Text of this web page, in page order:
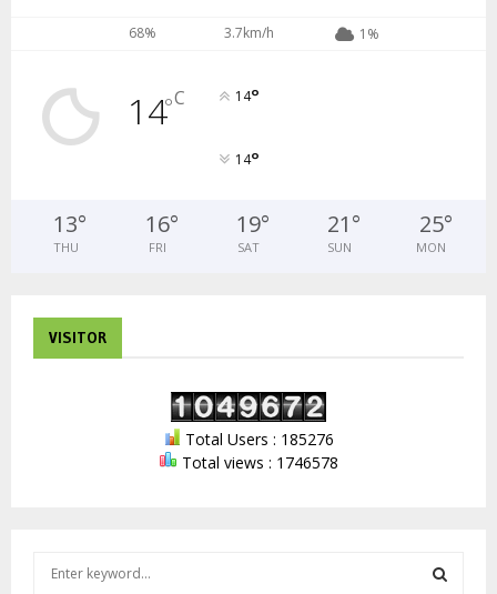
68% 3.7km/h 1%
14°C 14°
14°
13°
THU
16°
FRI
19°
SAT
21°
SUN
25°
MON
VISITOR
Total Users : 185276
Total views : 1746578